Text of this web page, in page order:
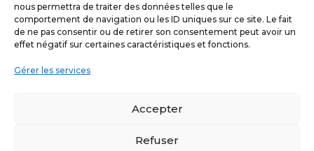
nous permettra de traiter des données telles que le
comportement de navigation ou les ID uniques sur ce site. Le fait
de ne pas consentir ou de retirer son consentement peut avoir un
effet négatif sur certaines caractéristiques et fonctions.
Gérer les services
Accepter
Refuser
Développé pare-Ness